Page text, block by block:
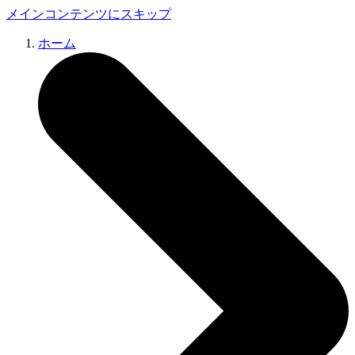
メインコンテンツにスキップ
ホーム